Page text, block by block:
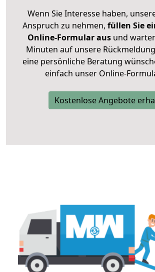
Wenn Sie Interesse haben,
Anspruch zu nehmen, füllen Sie
Online-Formular ausund
Minuten auf unsere
eine persönliche Beratung
einfach unser Online-
Kostenlose Angebote